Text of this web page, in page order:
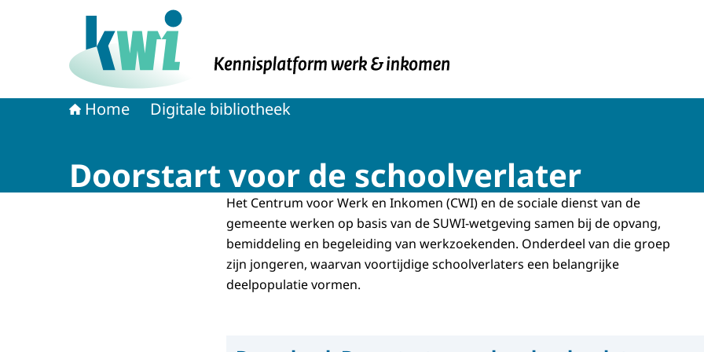
Naar de homepage van Kennisplatform Werk en Inkomen
Home Digitale bibliotheek
Doorstart voor de schoolverlater
Het Centrum voor Werk en Inkomen (CWI) en de sociale dienst van de
gemeente werken op basis van de SUWI-wetgeving samen bij de opvang,
bemiddeling en begeleiding van werkzoekenden. Onderdeel van die groep
zijn jongeren, waarvan voortijdige schoolverlaters een belangrijke
deelpopulatie vormen.